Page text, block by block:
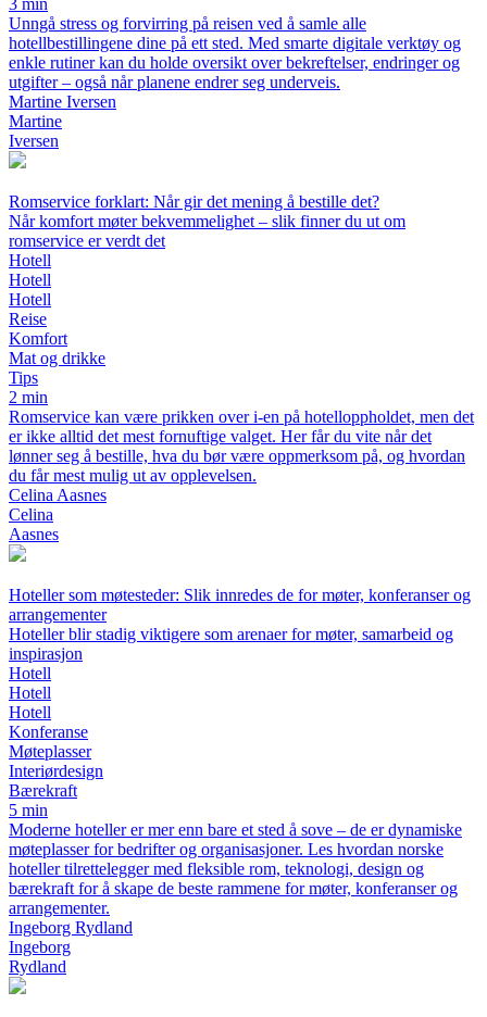
3 min
Unngå stress og forvirring på reisen ved å samle alle
hotellbestillingene dine på ett sted. Med smarte digitale verktøy og
enkle rutiner kan du holde oversikt over bekreftelser, endringer og
utgifter – også når planene endrer seg underveis.
Martine Iversen
Martine
Iversen
Romservice forklart: Når gir det mening å bestille det?
Når komfort møter bekvemmelighet – slik finner du ut om
romservice er verdt det
Hotell
Hotell
Hotell
Reise
Komfort
Mat og drikke
Tips
2 min
Romservice kan være prikken over i-en på hotelloppholdet, men det
er ikke alltid det mest fornuftige valget. Her får du vite når det
lønner seg å bestille, hva du bør være oppmerksom på, og hvordan
du får mest mulig ut av opplevelsen.
Celina Aasnes
Celina
Aasnes
Hoteller som møtesteder: Slik innredes de for møter, konferanser og
arrangementer
Hoteller blir stadig viktigere som arenaer for møter, samarbeid og
inspirasjon
Hotell
Hotell
Hotell
Konferanse
Møteplasser
Interiørdesign
Bærekraft
5 min
Moderne hoteller er mer enn bare et sted å sove – de er dynamiske
møteplasser for bedrifter og organisasjoner. Les hvordan norske
hoteller tilrettelegger med fleksible rom, teknologi, design og
bærekraft for å skape de beste rammene for møter, konferanser og
arrangementer.
Ingeborg Rydland
Ingeborg
Rydland